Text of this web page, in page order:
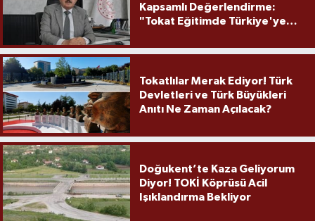
Kapsamlı Değerlendirme:
"Tokat Eğitimde Türkiye'ye
Tokatlılar Merak Ediyor! Türk
Devletleri ve Türk Büyükleri
Anıtı Ne Zaman Açılacak?
Doğukent’te Kaza Geliyorum
Diyor! TOKİ Köprüsü Acil
Işıklandırma Bekliyor